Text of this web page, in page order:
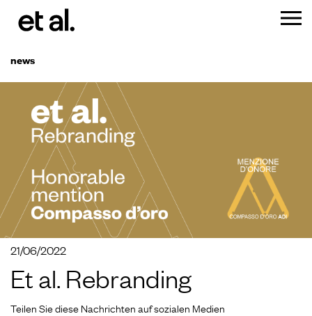
news
21/06/2022
Et al. Rebranding
Teilen Sie diese Nachrichten auf sozialen Medien